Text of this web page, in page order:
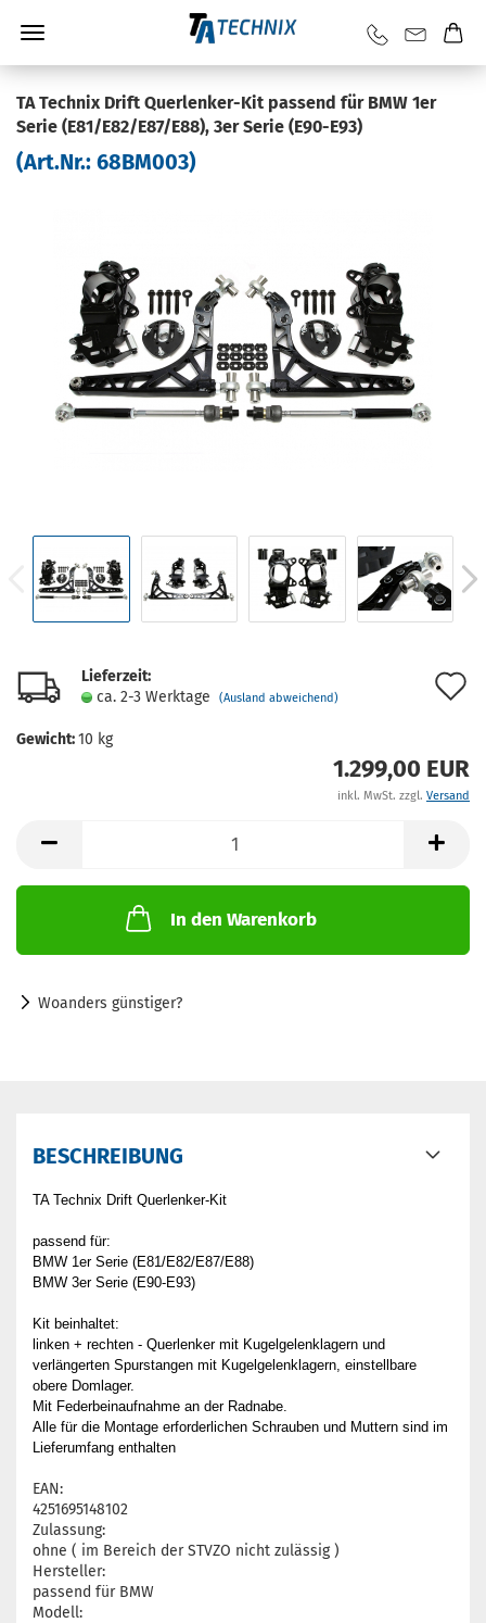
TA Tech­nix Drift Querlenker-​Kit pas­send für BMW 1er
Serie (E81/E82/E87/E88), 3er Serie (E90-​E93)
(Art.Nr.: 68BM003)
Lieferzeit:
ca. 2-3 Werktage
(Ausland abweichend)
Gewicht:10 kg
1.299,00 EUR
inkl. MwSt. zzgl. Versand
In den Warenkorb
Woanders günstiger?
BESCHREIBUNG
TA Technix Drift Querlenker-Kit
passend für:
BMW 1er Serie (E81/E82/E87/E88)
BMW 3er Serie (E90-E93)
Kit beinhaltet:
linken + rechten - Querlenker mit Kugelgelenklagern und
verlängerten Spurstangen mit Kugelgelenklagern, einstellbare
obere Domlager.
Mit Federbeinaufnahme an der Radnabe.
Alle für die Montage erforderlichen Schrauben und Muttern sind im
Lieferumfang enthalten
EAN:
4251695148102
Zulassung:
ohne ( im Bereich der STVZO nicht zulässig )
Hersteller:
passend für BMW
Modell: